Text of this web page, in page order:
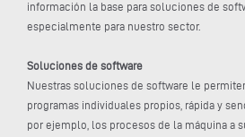
información la base para soluciones de
especialmente para nuestro sector.
Soluciones de software
Nuestras soluciones de software le
programas individuales propios, rápida y
por ejemplo, los procesos de la máquina a